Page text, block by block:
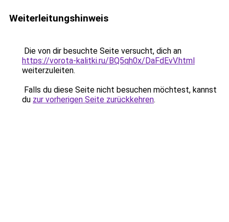
Weiterleitungshinweis
Die von dir besuchte Seite versucht, dich an
https://vorota-kalitki.ru/BQ5qh0x/DaFdEvV.html
weiterzuleiten.
Falls du diese Seite nicht besuchen möchtest, kannst
du zur vorherigen Seite zurückkehren.